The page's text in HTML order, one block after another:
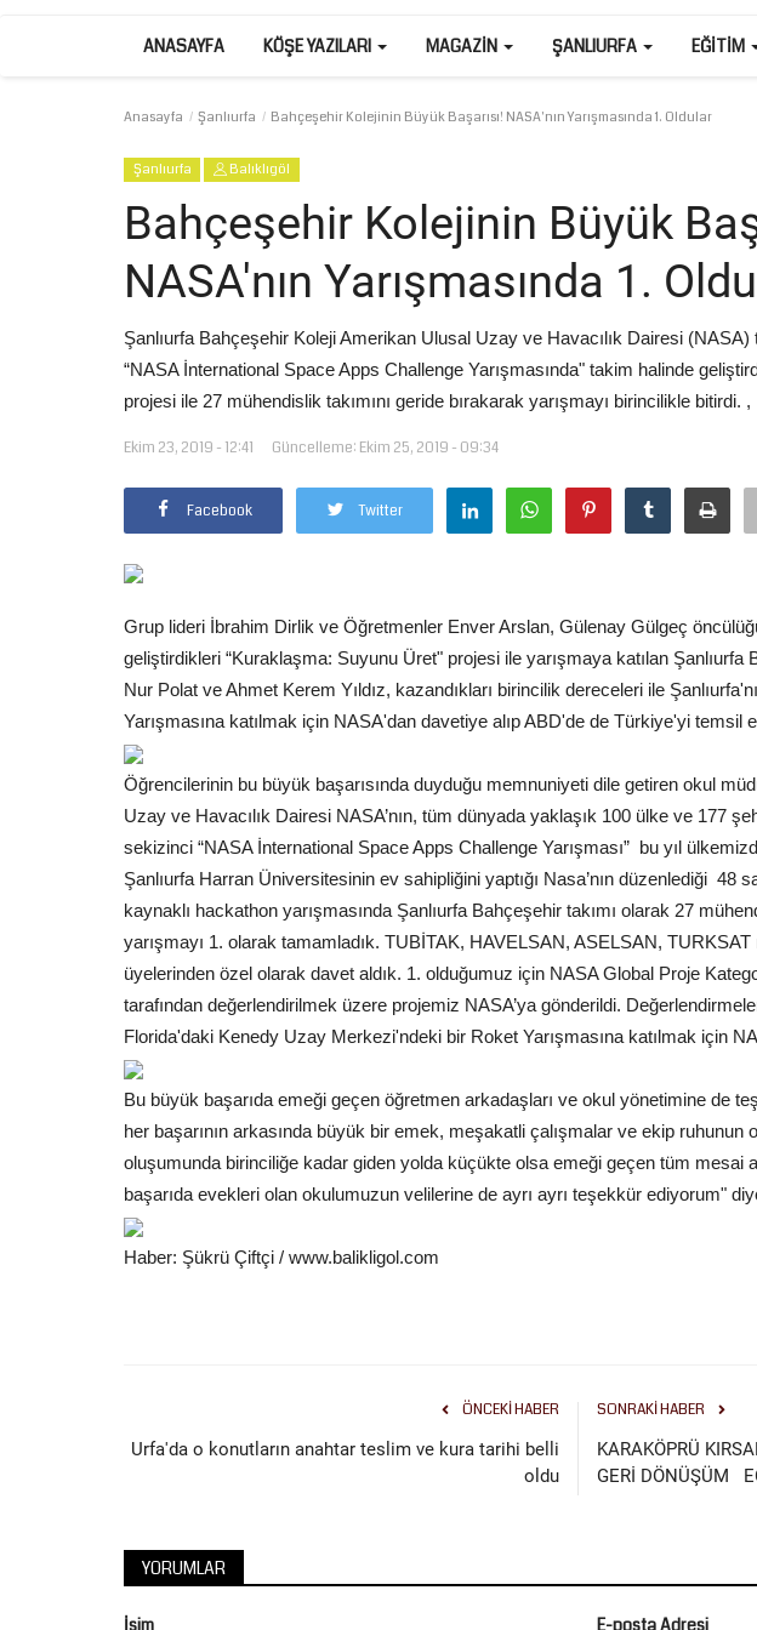
ANASAYFA KÖŞE YAZILARI MAGAZIN ŞANLIURFA EĞITIM
Anasayfa Şanlıurfa Bahçeşehir Kolejinin Büyük Başarısı! NASA'nın Yarışmasında 1. Oldular
Şanlıurfa Balıklıgöl
Bahçeşehir Kolejinin Büyük
NASA'nın Yarışmasında 1.
Şanlıurfa Bahçeşehir Koleji Amerikan Ulusal Uzay ve Havacılık Dairesi (NASA)
“NASA İnternational Space Apps Challenge Yarışmasında" takim halinde
projesi ile 27 mühendislik takımını geride bırakarak yarışmayı birincilikle bitirdi. ,
Ekim 23, 2019 - 12:41 Güncelleme: Ekim 25, 2019 - 09:34
Facebook Twitter
Grup lideri İbrahim Dirlik ve Öğretmenler Enver Arslan, Gülenay Gülgeç
geliştirdikleri “Kuraklaşma: Suyunu Üret" projesi ile yarışmaya katılan
Nur Polat ve Ahmet Kerem Yıldız, kazandıkları birincilik dereceleri ile
Yarışmasına katılmak için NASA'dan davetiye alıp ABD'de de Türkiye'yi temsil
Öğrencilerinin bu büyük başarısında duyduğu memnuniyeti dile getiren okul
Uzay ve Havacılık Dairesi NASA’nın, tüm dünyada yaklaşık 100 ülke ve 177
sekizinci “NASA İnternational Space Apps Challenge Yarışması” bu yıl
Şanlıurfa Harran Üniversitesinin ev sahipliğini yaptığı Nasa’nın düzenlediği 48
kaynaklı hackathon yarışmasında Şanlıurfa Bahçeşehir takımı olarak 27
yarışmayı 1. olarak tamamladık. TUBİTAK, HAVELSAN, ASELSAN,
üyelerinden özel olarak davet aldık. 1. olduğumuz için NASA Global Proje
tarafından değerlendirilmek üzere projemiz NASA’ya gönderildi.
Florida'daki Kenedy Uzay Merkezi'ndeki bir Roket Yarışmasına katılmak için
Bu büyük başarıda emeği geçen öğretmen arkadaşları ve okul yönetimine de
her başarının arkasında büyük bir emek, meşakatli çalışmalar ve ekip ruhunun
oluşumunda birinciliğe kadar giden yolda küçükte olsa emeği geçen tüm mesai
başarıda evekleri olan okulumuzun velilerine de ayrı ayrı teşekkür ediyorum"
Haber: Şükrü Çiftçi / www.balikligol.com
ÖNCEKI HABER
Urfa'da o konutların anahtar teslim ve kura tarihi belli
oldu
SONRAKI HABER
KARAKÖPRÜ
GERİ DÖNÜŞÜM
YORUMLAR
İsim E-posta Adresi
Moro Müslümanlarının Yarım Asırlık
Haziran 30, 2026
Filipinler hükümetinin baskılarına karşı yarım asırdan fazla bir
Şanlıurfa Valisi
en başarılı